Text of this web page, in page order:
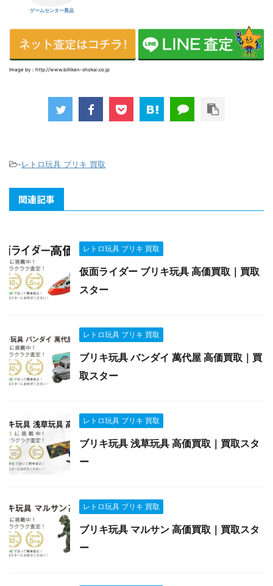
ゲームセンター景品
Image by：http://www.billiken-shokai.co.jp
-レトロ玩具 ブリキ 買取
関連記事
レトロ玩具 ブリキ 買取
仮面ライダー ブリキ玩具 高価買取｜買取
スター
レトロ玩具 ブリキ 買取
ブリキ玩具 バンダイ 萬代屋 高価買取｜買
取スター
レトロ玩具 ブリキ 買取
ブリキ玩具 浅草玩具 高価買取｜買取スタ
ー
レトロ玩具 ブリキ 買取
ブリキ玩具 マルサン 高価買取｜買取スタ
ー